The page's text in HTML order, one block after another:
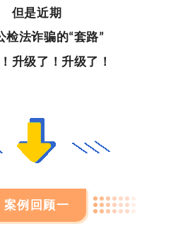
但是近期
检法诈骗的“套路”
升级了！升级了！
案例回顾一